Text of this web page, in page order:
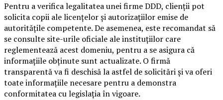
Pentru a verifica legalitatea unei firme DDD, clienții pot
solicita copii ale licențelor și autorizațiilor emise de
autoritățile competente. De asemenea, este recomandat să
se consulte site-urile oficiale ale instituțiilor care
reglementează acest domeniu, pentru a se asigura că
informațiile obținute sunt actualizate. O firmă
transparentă va fi deschisă la astfel de solicitări și va oferi
toate informațiile necesare pentru a demonstra
conformitatea cu legislația în vigoare.